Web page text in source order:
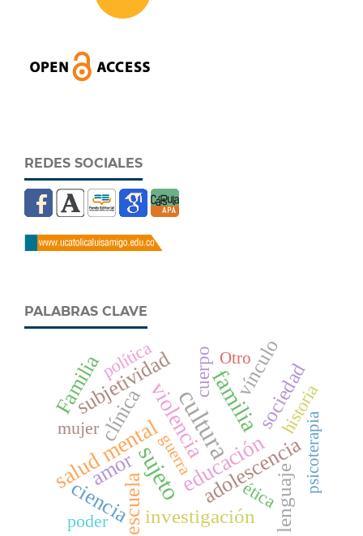
REDES SOCIALES
PALABRAS CLAVE
cultura
sujeto
familia
salud mental educación
violencia
adolescencia
clínica
amor
subjetividad
escuela
ciencia
Familia sociedad
investigación lenguaje
vínculo
cuerpo
mujer
ética
historia
poder
política Otro
guerra psicoterapia